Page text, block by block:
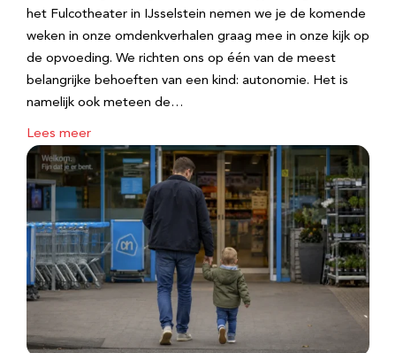
het Fulcotheater in IJsselstein nemen we je de komende
weken in onze omdenkverhalen graag mee in onze kijk op
de opvoeding. We richten ons op één van de meest
belangrijke behoeften van een kind: autonomie. Het is
namelijk ook meteen de…
Lees meer